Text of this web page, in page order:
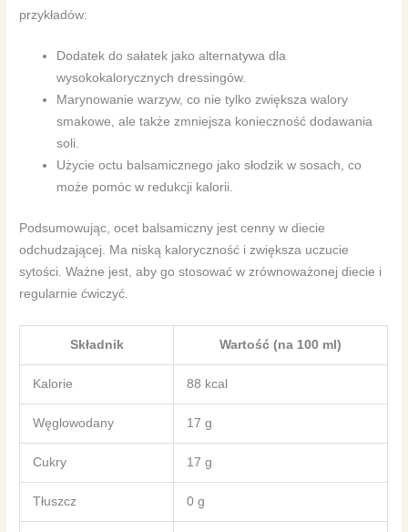
przykładów:
Dodatek do sałatek jako alternatywa dla
wysokokalorycznych dressingów.
Marynowanie warzyw, co nie tylko zwiększa walory
smakowe, ale także zmniejsza konieczność dodawania
soli.
Użycie octu balsamicznego jako słodzik w sosach, co
może pomóc w redukcji kalorii.
Podsumowując, ocet balsamiczny jest cenny w diecie
odchudzającej. Ma niską kaloryczność i zwiększa uczucie
sytości. Ważne jest, aby go stosować w zrównoważonej diecie i
regularnie ćwiczyć.
Składnik Wartość (na 100 ml)
Kalorie 88 kcal
Węglowodany 17 g
Cukry 17 g
Tłuszcz 0 g